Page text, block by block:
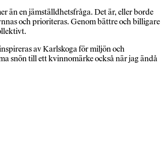
än en jämställdhetsfråga. Det är, eller borde
och prioriteras. Genom bättre och billigare
av Karlskoga för miljön och
snön till ett kvinnomärke också när jag ändå